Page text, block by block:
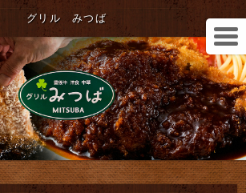
グリル みつば